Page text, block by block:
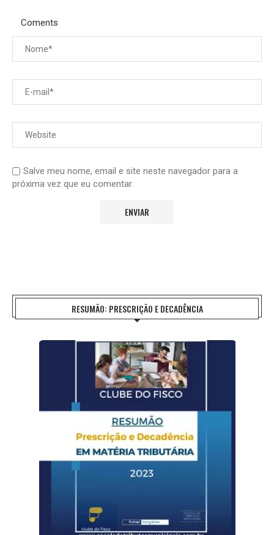
Coments
Salve meu nome, email e site neste navegador para a
próxima vez que eu comentar.
RESUMÃO: PRESCRIÇÃO E DECADÊNCIA